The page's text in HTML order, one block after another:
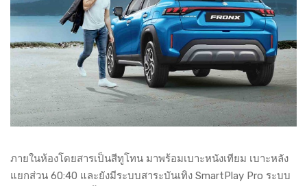
ภายในห้องโดยสารเป็นสีทูโทน มาพร้อมเบาะหนังเทียม เบาะหลัง
แยกส่วน 60:40 และยังมีระบบสาระบันเทิง SmartPlay Pro ระบบ